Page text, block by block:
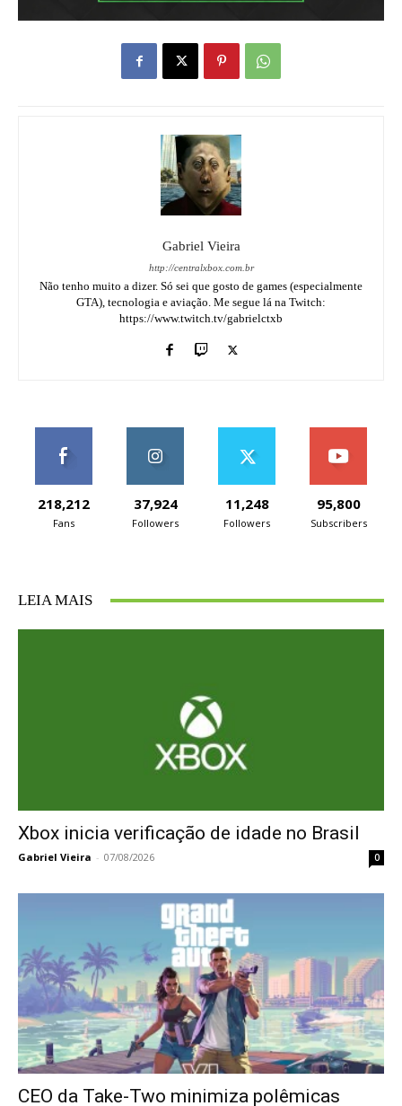
Gabriel Vieira
http://centralxbox.com.br
Não tenho muito a dizer. Só sei que gosto de games (especialmente
GTA), tecnologia e aviação. Me segue lá na Twitch:
https://www.twitch.tv/gabrielctxb
218,212
Fans
37,924
Followers
11,248
Followers
95,800
Subscribers
LEIA MAIS
Xbox inicia verificação de idade no Brasil
Gabriel Vieira - 07/08/2026 0
CEO da Take-Two minimiza polêmicas